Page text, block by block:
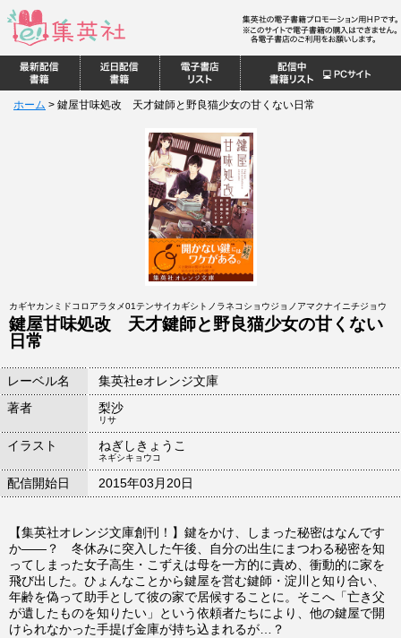
ホーム > 鍵屋甘味処改 天才鍵師と野良猫少女の甘くない日常
カギヤカンミドコロアラタメ01テンサイカギシトノラネコショウジョノアマクナイニチジョウ
鍵屋甘味処改 天才鍵師と野良猫少女の甘くない
日常
レーベル名
集英社eオレンジ文庫
著者
梨沙
リサ
イラスト ねぎしきょうこ
ネギシキョウコ
配信開始日 2015年03月20日
【集英社オレンジ文庫創刊！】鍵をかけ、しまった秘密はなんです
か――？ 冬休みに突入した午後、自分の出生にまつわる秘密を知
ってしまった女子高生・こずえは母を一方的に責め、衝動的に家を
飛び出した。ひょんなことから鍵屋を営む鍵師・淀川と知り合い、
年齢を偽って助手として彼の家で居候することに。そこへ「亡き父
が遺したものを知りたい」という依頼者たちにより、他の鍵屋で開
けられなかった手提げ金庫が持ち込まれるが…？